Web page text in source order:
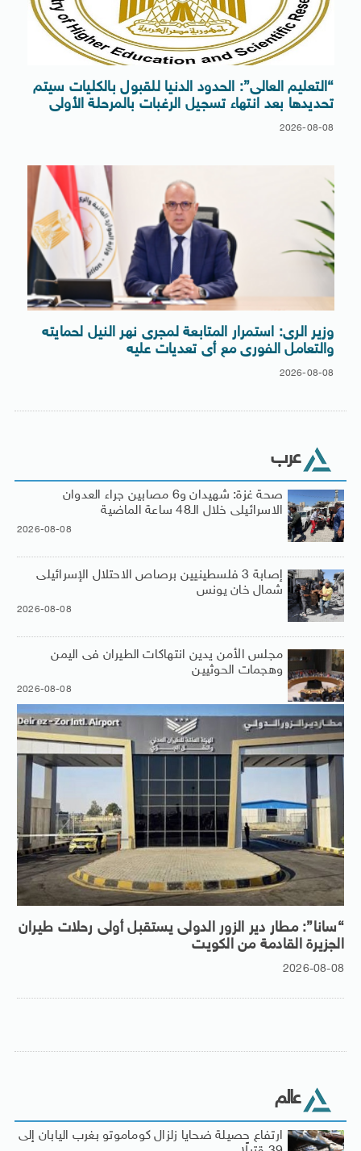
“التعليم العالى”: الحدود الدنيا للقبول بالكليات سيتم
تحديدها بعد انتهاء تسجيل الرغبات بالمرحلة الأولى
2026-08-08
وزير الرى: استمرار المتابعة لمجرى نهر النيل لحمايته
والتعامل الفورى مع أى تعديات عليه
2026-08-08
عرب
صحة غزة: شهيدان و6 مصابين جراء العدوان
الاسرائيلى خلال الـ48 ساعة الماضية
2026-08-08
إصابة 3 فلسطينيين برصاص الاحتلال الإسرائيلى
شمال خان يونس
2026-08-08
مجلس الأمن يدين انتهاكات الطيران فى اليمن
وهجمات الحوثيين
2026-08-08
“سانا”: مطار دير الزور الدولى يستقبل أولى رحلات طيران
الجزيرة ‏القادمة من الكويت
2026-08-08
عالم
ارتفاع حصيلة ضحايا زلزال كوماموتو بغرب اليابان إلى